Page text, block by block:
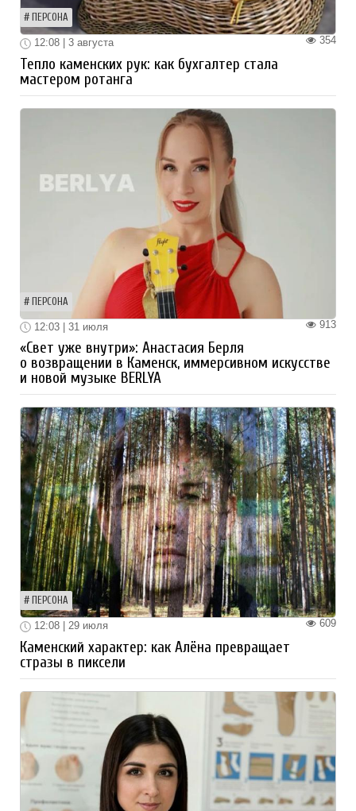
ПЕРСОНА
354
12:08 | 3 августа
Тепло каменских рук: как бухгалтер стала
мастером ротанга
ПЕРСОНА
913
12:03 | 31 июля
«Свет уже внутри»: Анастасия Берля
о возвращении в Каменск, иммерсивном искусстве
и новой музыке BERLYA
ПЕРСОНА
609
12:08 | 29 июля
Каменский характер: как Алёна превращает
стразы в пиксели